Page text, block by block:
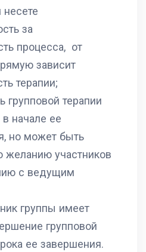
несете
за
процесса, от
зависит
терапии;
групповой терапии
начале ее
но может быть
желанию участников
с ведущим
группы имеет
групповой
ее завершения.